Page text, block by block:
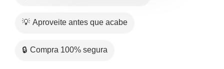
💡 Aproveite antes que acabe
🔒 Compra 100% segura